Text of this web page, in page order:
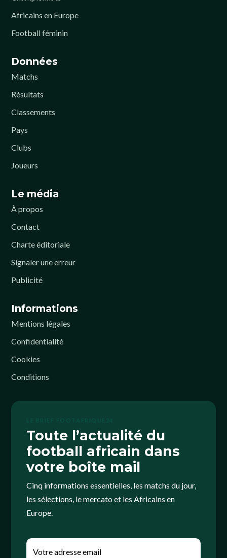
Africains en Europe
Football féminin
Données
Matchs
Résultats
Classements
Pays
Clubs
Joueurs
Le média
À propos
Contact
Charte éditoriale
Signaler une erreur
Publicité
Informations
Mentions légales
Confidentialité
Cookies
Conditions
Toute l’actualité du
football africain dans
votre boîte mail
Cinq informations essentielles, les matchs du jour,
les sélections, le mercato et les Africains en
Europe.